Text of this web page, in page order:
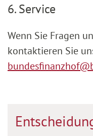
6. Service
Wenn Sie Fragen
kontaktieren Sie